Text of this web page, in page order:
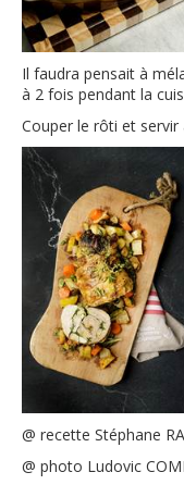
Il faudra pensait à
à 2 fois pendant la
Couper le rôti et servir
@ recette Stéphane
@ photo Ludovic